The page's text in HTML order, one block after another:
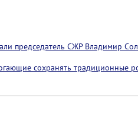
председатель СЖР Владимир
сохранять традиционные